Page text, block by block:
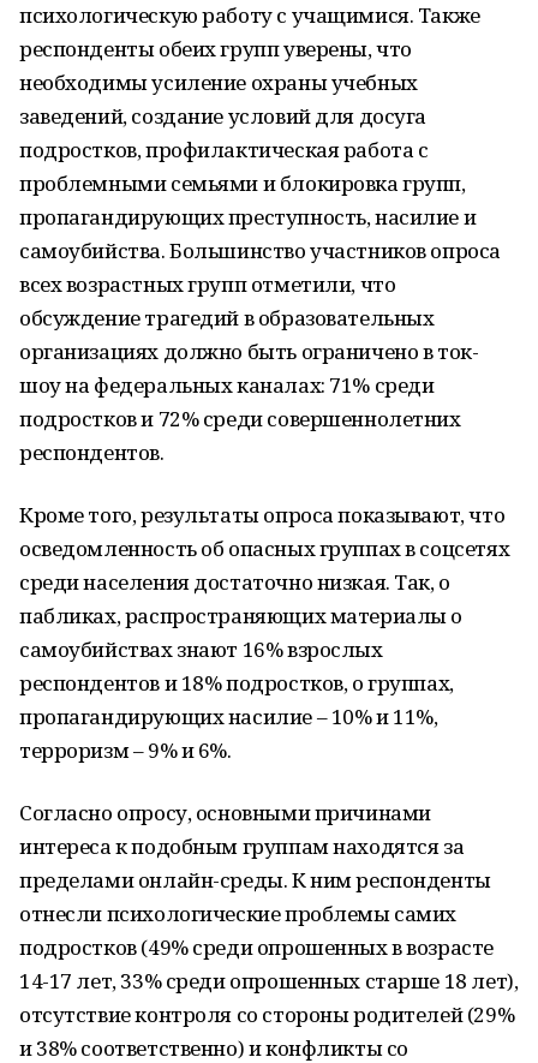
психологическую работу с учащимися. Также
респонденты обеих групп уверены, что
необходимы усиление охраны учебных
заведений, создание условий для досуга
подростков, профилактическая работа с
проблемными семьями и блокировка групп,
пропагандирующих преступность, насилие и
самоубийства. Большинство участников опроса
всех возрастных групп отметили, что
обсуждение трагедий в образовательных
организациях должно быть ограничено в ток-
шоу на федеральных каналах: 71% среди
подростков и 72% среди совершеннолетних
респондентов.
Кроме того, результаты опроса показывают, что
осведомленность об опасных группах в соцсетях
среди населения достаточно низкая. Так, о
пабликах, распространяющих материалы о
самоубийствах знают 16% взрослых
респондентов и 18% подростков, о группах,
пропагандирующих насилие – 10% и 11%,
терроризм – 9% и 6%.
Согласно опросу, основными причинами
интереса к подобным группам находятся за
пределами онлайн-среды. К ним респонденты
отнесли психологические проблемы самих
подростков (49% среди опрошенных в возрасте
14-17 лет, 33% среди опрошенных старше 18 лет),
отсутствие контроля со стороны родителей (29%
и 38% соответственно) и конфликты со